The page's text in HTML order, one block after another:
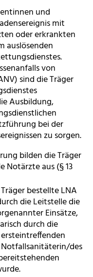
und
mit
oder erkrankten
auslösenden
von
sind die Träger
Ausbildung,
bei der
zu sorgen.
bilden die Träger
aus (§ 13
bestellte LNA
die Leitstelle die
Einsätze,
durch die
des